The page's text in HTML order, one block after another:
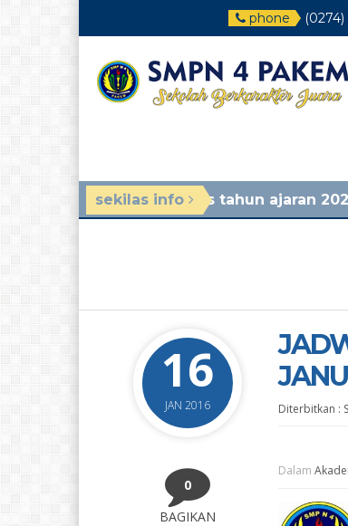
phone
sekilas info
mpls tahun ajaran 2026/2027,
16
JAN 2016 Diterbitkan :
0
BAGIKAN
Dalam